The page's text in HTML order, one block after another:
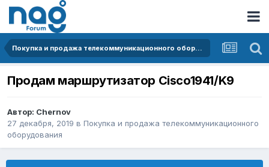
Покупка и продажа телекоммуникационного оборудования
Продам маршрутизатор Cisco1941/K9
Автор: Chernov
27 декабря, 2019 в Покупка и продажа телекоммуникационного
оборудования